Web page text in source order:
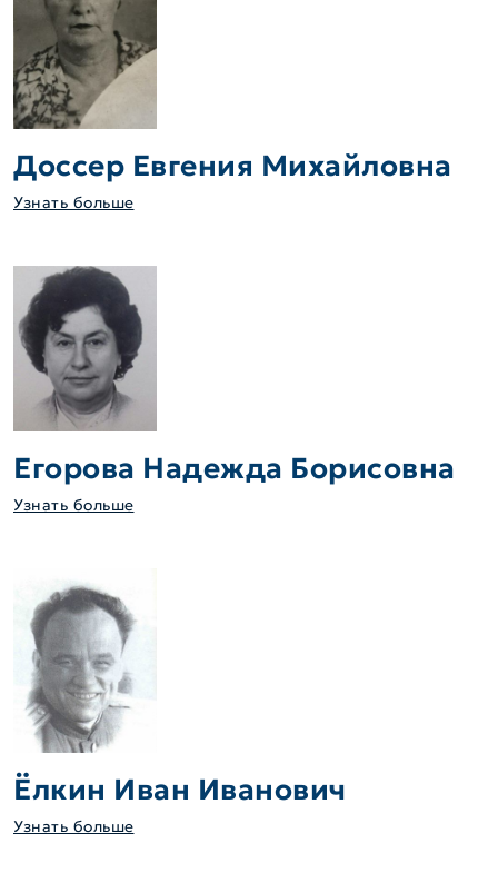
Доссер Евгения Михайловна
Узнать больше
Егорова Надежда Борисовна
Узнать больше
Ёлкин Иван Иванович
Узнать больше